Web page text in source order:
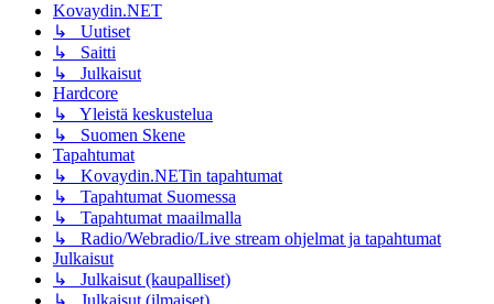
Kovaydin.NET
↳ Uutiset
↳ Saitti
↳ Julkaisut
Hardcore
↳ Yleistä keskustelua
↳ Suomen Skene
Tapahtumat
↳ Kovaydin.NETin tapahtumat
↳ Tapahtumat Suomessa
↳ Tapahtumat maailmalla
↳ Radio/Webradio/Live stream ohjelmat ja tapahtumat
Julkaisut
↳ Julkaisut (kaupalliset)